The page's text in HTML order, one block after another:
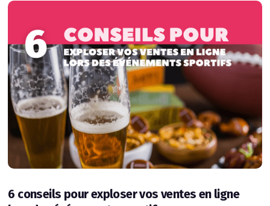
6 conseils pour exploser vos ventes en ligne